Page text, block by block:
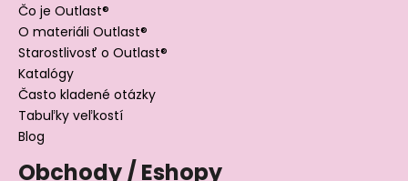
Čo je Outlast®
O materiáli Outlast®
Starostlivosť o Outlast®
Katalógy
Často kladené otázky
Tabuľky veľkostí
Blog
Obchody / Eshopy